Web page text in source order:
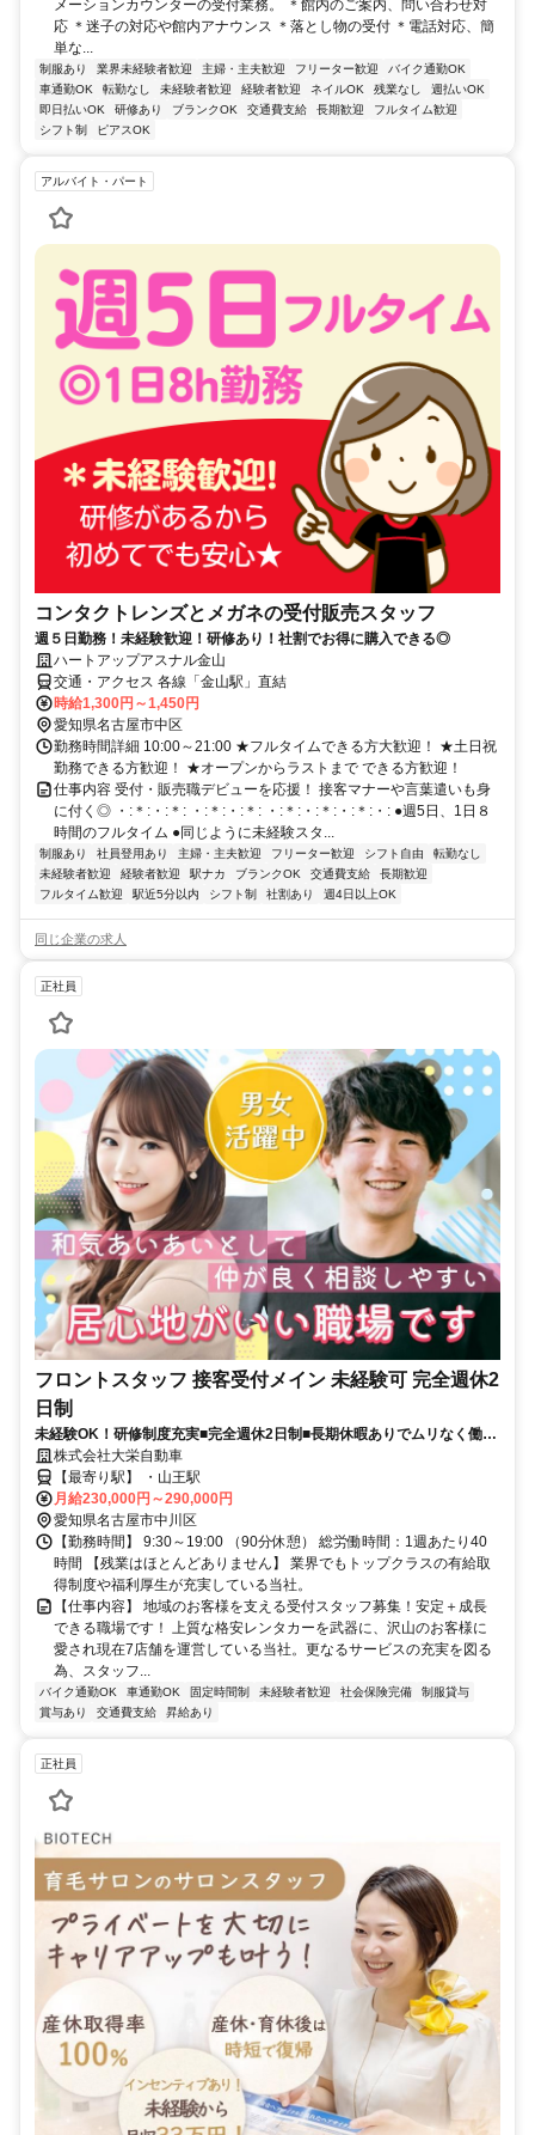
メーションカウンターの受付業務。 ＊館内のご案内、問い合わせ対
応 ＊迷子の対応や館内アナウンス ＊落とし物の受付 ＊電話対応、簡
単な...
制服あり 業界未経験者歓迎 主婦・主夫歓迎 フリーター歓迎
バイク通勤OK
車通勤OK
転勤なし 未経験者歓迎 経験者歓迎 ネイルOK 残業なし
週払いOK
即日払いOK
研修あり ブランクOK 交通費支給 長期歓迎
フルタイム歓迎
シフト制
ピアスOK
アルバイト・パート
コンタクトレンズとメガネの受付販売スタッフ
週５日勤務！未経験歓迎！研修あり！社割でお得に購入できる◎
ハートアップアスナル金山
交通・アクセス 各線「金山駅」直結
時給1,300円～1,450円
愛知県名古屋市中区
勤務時間詳細 10:00～21:00 ★フルタイムできる方大歓迎！ ★土日祝
勤務できる方歓迎！ ★オープンからラストまで できる方歓迎！
仕事内容 受付・販売職デビューを応援！ 接客マナーや言葉遣いも身
に付く◎ ・:＊:・:＊: ・:＊:・:＊: ・:＊:・:＊:・:＊:・: ●週5日、1日８
時間のフルタイム ●同じように未経験スタ...
制服あり 社員登用あり 主婦・主夫歓迎 フリーター歓迎 シフト自由
転勤なし
未経験者歓迎
経験者歓迎 駅ナカ ブランクOK 交通費支給
長期歓迎
フルタイム歓迎
駅近5分以内 シフト制 社割あり 週4日以上OK
同じ企業の求人
正社員
フロントスタッフ 接客受付メイン 未経験可 完全週休2
日制
未経験OK！研修制度充実■完全週休2日制■長期休暇ありでムリなく働け
る■応募後２日以内にご連絡
株式会社大栄自動車
【最寄り駅】 ・山王駅
月給230,000円～290,000円
愛知県名古屋市中川区
【勤務時間】 9:30～19:00 （90分休憩） 総労働時間：1週あたり40
時間 【残業はほとんどありません】 業界でもトップクラスの有給取
得制度や福利厚生が充実している当社。
【仕事内容】 地域のお客様を支える受付スタッフ募集！安定＋成長
できる職場です！ 上質な格安レンタカーを武器に、沢山のお客様に
愛され現在7店舗を運営している当社。更なるサービスの充実を図る
為、スタッフ...
バイク通勤OK 車通勤OK 固定時間制 未経験者歓迎 社会保険完備
制服貸与
賞与あり
交通費支給 昇給あり
正社員